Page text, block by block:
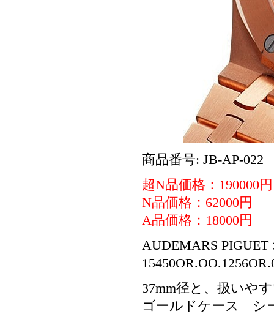
商品番号: JB-AP-022
超N品価格：190000円
N品価格：62000円
A品価格：18000円
AUDEMARS
37mm径と、扱いや
ゴールドケース シ